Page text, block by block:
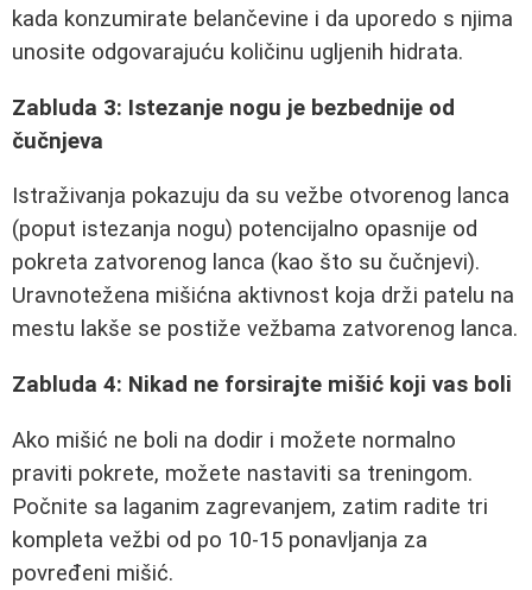
kada konzumirate belančevine i da uporedo s njima
unosite odgovarajuću količinu ugljenih hidrata.
Zabluda 3: Istezanje nogu je bezbednije od
čučnjeva
Istraživanja pokazuju da su vežbe otvorenog lanca
(poput istezanja nogu) potencijalno opasnije od
pokreta zatvorenog lanca (kao što su čučnjevi).
Uravnotežena mišićna aktivnost koja drži patelu na
mestu lakše se postiže vežbama zatvorenog lanca.
Zabluda 4: Nikad ne forsirajte mišić koji vas boli
Ako mišić ne boli na dodir i možete normalno
praviti pokrete, možete nastaviti sa treningom.
Počnite sa laganim zagrevanjem, zatim radite tri
kompleta vežbi od po 10-15 ponavljanja za
povređeni mišić.